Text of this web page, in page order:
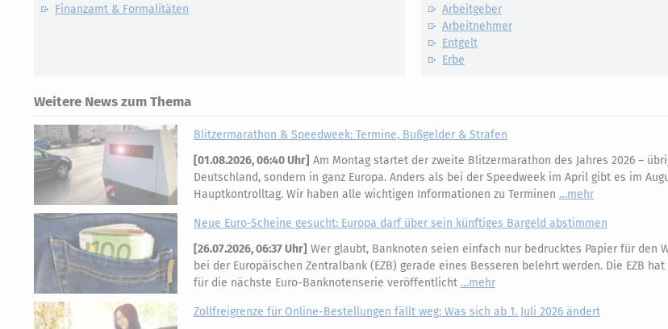
Finanzamt & Formalitäten
Arbeitgeber
Arbeitnehmer
Entgelt
Erbe
Weitere News zum Thema
Blitzermarathon & Speedweek: Termine, Bußgelder & Strafen
[01.08.2026, 06:40 Uhr] Am Montag startet der zweite Blitzermarathon des Jahres 2026 –
Deutschland, sondern in ganz Europa. Anders als bei der Speedweek im April gibt es im
Hauptkontrolltag. Wir haben alle wichtigen Informationen zu Terminen
mehr
Neue Euro-Scheine gesucht: Europa darf über sein künftiges Bargeld abstimmen
[26.07.2026, 06:37 Uhr] Wer glaubt, Banknoten seien einfach nur bedrucktes Papier für den
bei der Europäischen Zentralbank (EZB) gerade eines Besseren belehrt werden. Die EZB
für die nächste Euro-Banknotenserie veröffentlicht
mehr
Zollfreigrenze für Online-Bestellungen fällt weg: Was sich ab 1. Juli 2026 ändert